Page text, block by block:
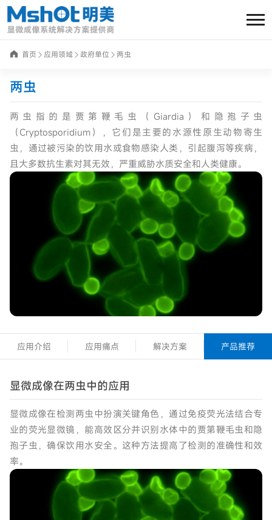
首页 应用领域 政府单位 两虫
两虫
两虫指的是贾第鞭毛虫（Giardia）和隐孢子虫
（Cryptosporidium），它们是主要的水源性原生动物寄生
虫，通过被污染的饮用水或食物感染人类，引起腹泻等疾病，
且大多数抗生素对其无效，严重威胁水质安全和人类健康。
应用介绍 应用痛点 解决方案 产品推荐
显微成像在两虫中的应用
显微成像在检测两虫中扮演关键角色，通过免疫荧光法结合专
业的荧光显微镜，能高效区分并识别水体中的贾第鞭毛虫和隐
孢子虫，确保饮用水安全。这种方法提高了检测的准确性和效
率。